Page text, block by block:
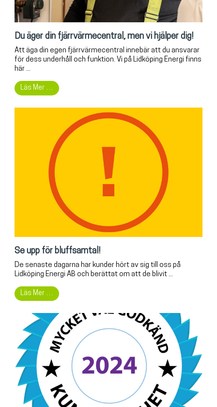
Du äger din fjärrvärmecentral, men vi hjälper dig!
Att äga din egen fjärrvärmecentral innebär att du ansvarar
för dess underhåll och funktion. Vi på Lidköping Energi finns
här ...
Läs Mer …
Se upp för bluffsamtal!
De senaste dagarna har kunder hört av sig till oss på
Lidköping Energi AB och berättat om att de blivit ...
Läs Mer …